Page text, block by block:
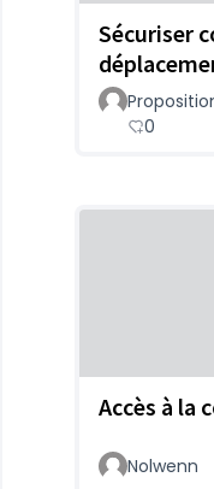
Sécuriser
0
Accès à la
Nolwenn